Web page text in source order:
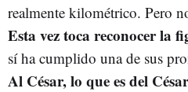
realmente kilométrico. Pero
Esta vez toca reconocer la
sí ha cumplido una de sus
Al César, lo que es del